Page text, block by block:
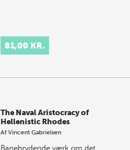
81,00 KR.
The Naval Aristocracy of
Hellenistic Rhodes
AfVincent Gabrielsen
Banebrydende værk om det